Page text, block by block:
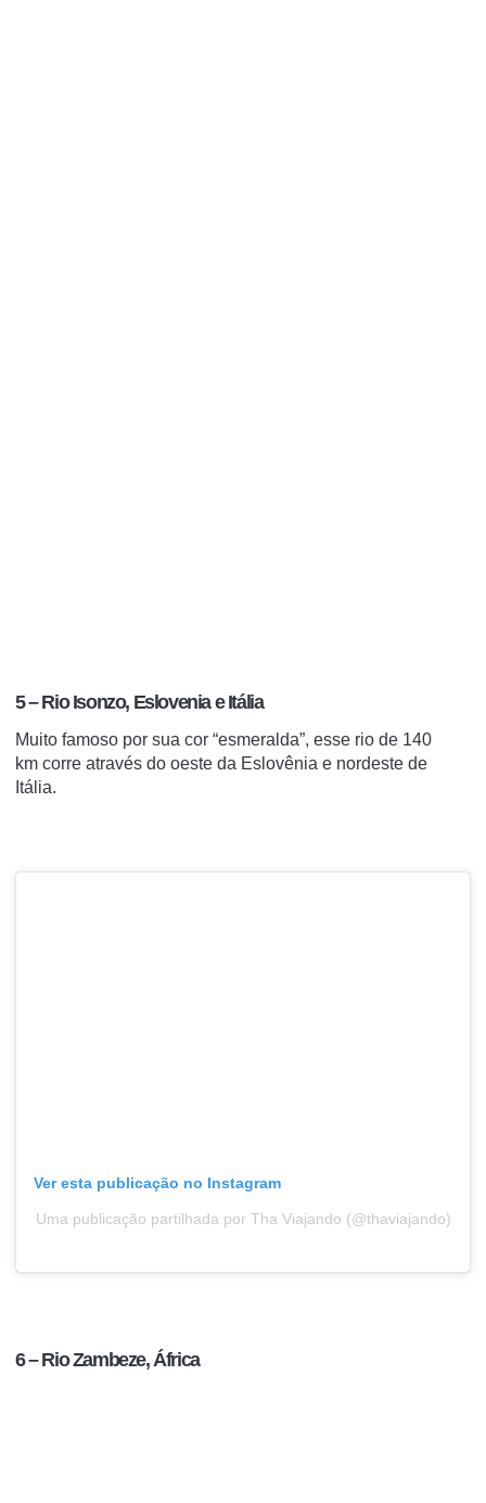
5 – Rio Isonzo, Eslovenia e Itália
Muito famoso por sua cor “esmeralda”, esse rio de 140
km corre através do oeste da Eslovênia e nordeste de
Itália.
Ver esta publicação no Instagram
Uma publicação partilhada por Tha Viajando (@thaviajando)
6 – Rio Zambeze, África